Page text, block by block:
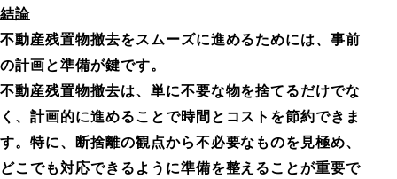
結論
不動産残置物撤去をスムーズに進めるためには、事前
の計画と準備が鍵です。
不動産残置物撤去は、単に不要な物を捨てるだけでな
く、計画的に進めることで時間とコストを節約できま
す。特に、断捨離の観点から不必要なものを見極め、
どこでも対応できるように準備を整えることが重要で